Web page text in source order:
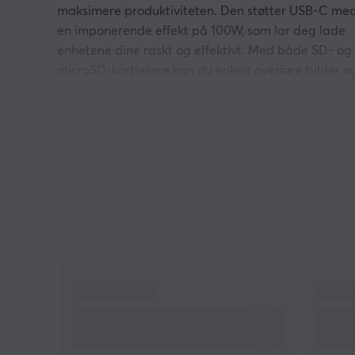
maksimere produktiviteten. Den støtter USB-C med
en imponerende effekt på 100W, som lar deg lade
enhetene dine raskt og effektivt. Med både SD- og